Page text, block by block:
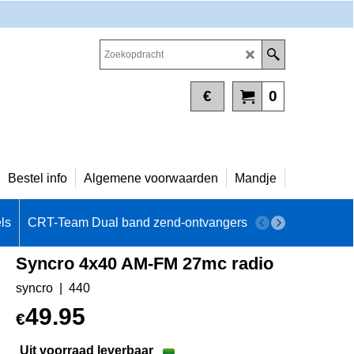
0
€
Bestel info Algemene voorwaarden Mandje
CRT-Team Dual band zend-ontvangers DAB+ -
Syncro 4x40 AM-FM 27mc radio
syncro 440
€49.95
Uit voorraad leverbaar